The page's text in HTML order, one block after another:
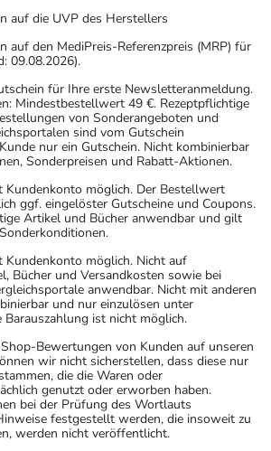
auf die UVP des Herstellers
auf den MediPreis-Referenzpreis (MRP) für
09.08.2026).
für Ihre erste Newsletteranmeldung.
Mindestbestellwert 49 €. Rezeptpflichtige
von Sonderangeboten und
sind vom Gutschein
nur ein Gutschein. Nicht kombinierbar
Sonderpreisen und Rabatt-Aktionen.
Kundenkonto möglich. Der Bestellwert
ggf. eingelöster Gutscheine und Coupons.
Artikel und Bücher anwendbar und gilt
möglich. Nicht auf
Bücher und Versandkosten sowie bei
anwendbar. Nicht mit anderen
und nur einzulösen unter
Barauszahlung ist nicht möglich.
Bewertungen von Kunden auf unseren
wir nicht sicherstellen, dass diese nur
die die Waren oder
genutzt oder erworben haben.
bei der Prüfung des Wortlauts
festgestellt werden, die insoweit zu
werden nicht veröffentlicht.